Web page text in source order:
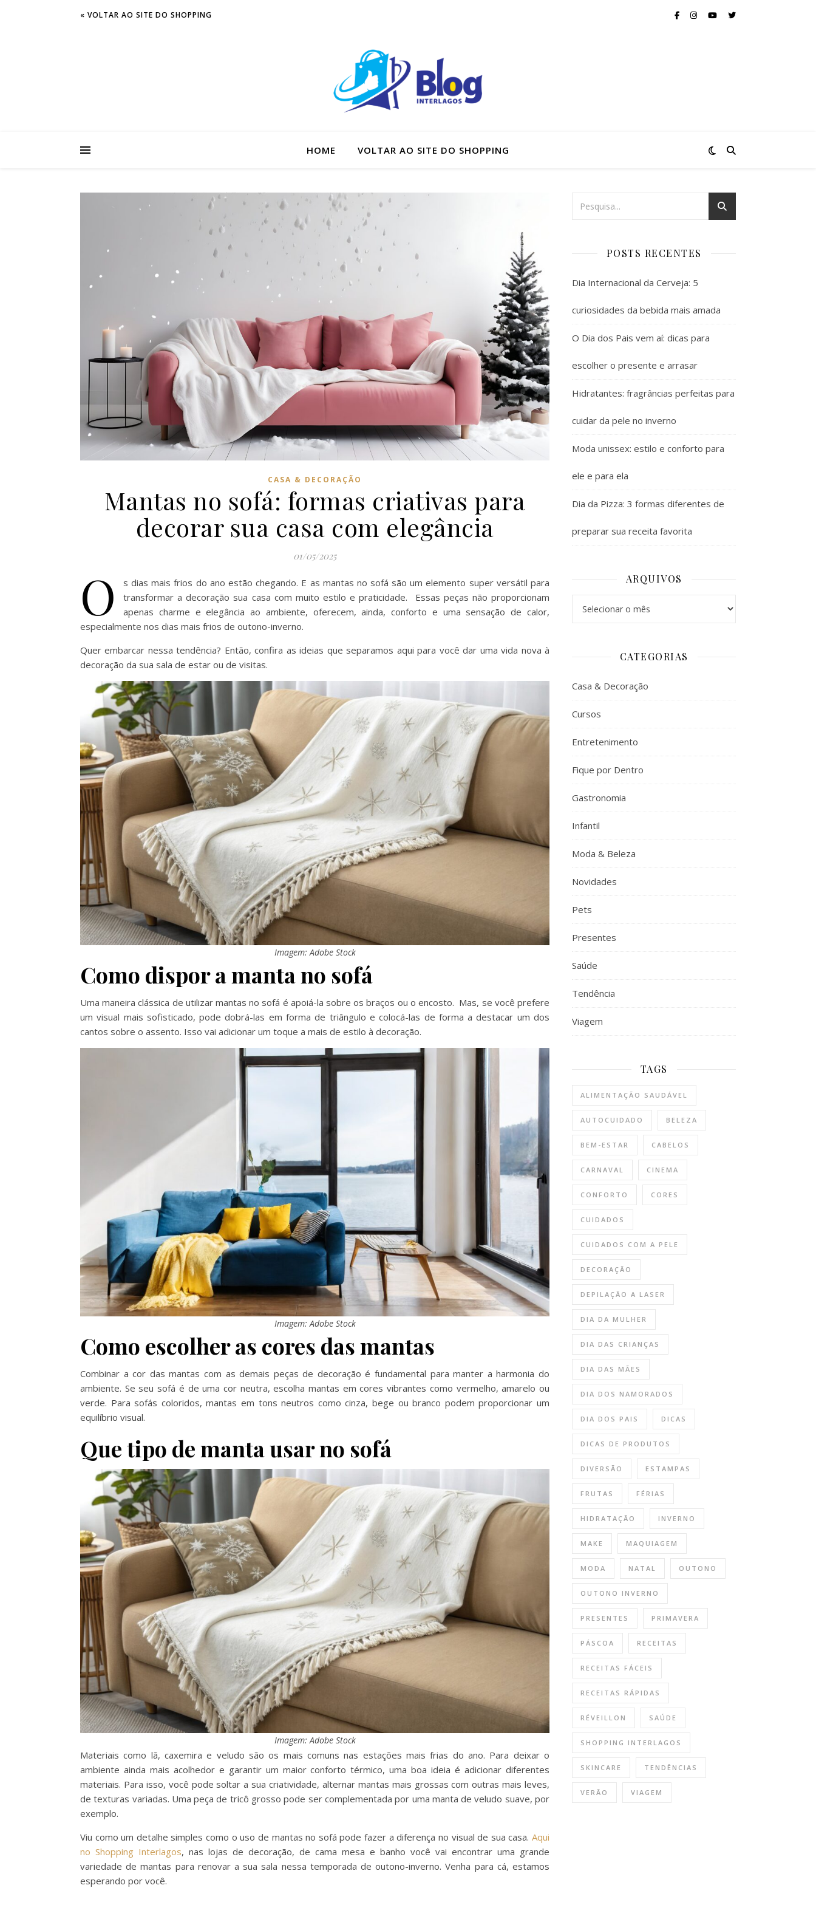
« VOLTAR AO SITE DO SHOPPING
HOME VOLTAR AO SITE DO SHOPPING
CASA & DECORAÇÃO
Mantas no sofá: formas criativas para
decorar sua casa com elegância
01/05/2025
O
s dias mais frios do ano estão chegando. E as mantas no sofá são um elemento super versátil para
transformar a decoração sua casa com muito estilo e praticidade. Essas peças não proporcionam
apenas charme e elegância ao ambiente, oferecem, ainda, conforto e uma sensação de calor,
especialmente nos dias mais frios de outono-inverno.
Quer embarcar nessa tendência? Então, confira as ideias que separamos aqui para você dar uma vida nova à
decoração da sua sala de estar ou de visitas.
Imagem: Adobe Stock
Como dispor a manta no sofá
Uma maneira clássica de utilizar mantas no sofá é apoiá-la sobre os braços ou o encosto. Mas, se você prefere
um visual mais sofisticado, pode dobrá-las em forma de triângulo e colocá-las de forma a destacar um dos
cantos sobre o assento. Isso vai adicionar um toque a mais de estilo à decoração.
Imagem: Adobe Stock
Como escolher as cores das mantas
Combinar a cor das mantas com as demais peças de decoração é fundamental para manter a harmonia do
ambiente. Se seu sofá é de uma cor neutra, escolha mantas em cores vibrantes como vermelho, amarelo ou
verde. Para sofás coloridos, mantas em tons neutros como cinza, bege ou branco podem proporcionar um
equilíbrio visual.
Que tipo de manta usar no sofá
Imagem: Adobe Stock
Materiais como lã, caxemira e veludo são os mais comuns nas estações mais frias do ano. Para deixar o
ambiente ainda mais acolhedor e garantir um maior conforto térmico, uma boa ideia é adicionar diferentes
materiais. Para isso, você pode soltar a sua criatividade, alternar mantas mais grossas com outras mais leves,
de texturas variadas. Uma peça de tricô grosso pode ser complementada por uma manta de veludo suave, por
exemplo.
Viu como um detalhe simples como o uso de mantas no sofá pode fazer a diferença no visual de sua casa. Aqui
no Shopping Interlagos, nas lojas de decoração, de cama mesa e banho você vai encontrar uma grande
variedade de mantas para renovar a sua sala nessa temporada de outono-inverno. Venha para cá, estamos
esperando por você.
POSTS RECENTES
Dia Internacional da Cerveja: 5
curiosidades da bebida mais amada
O Dia dos Pais vem aí: dicas para
escolher o presente e arrasar
Hidratantes: fragrâncias perfeitas para
cuidar da pele no inverno
Moda unissex: estilo e conforto para
ele e para ela
Dia da Pizza: 3 formas diferentes de
preparar sua receita favorita
ARQUIVOS
CATEGORIAS
Casa & Decoração
Cursos
Entretenimento
Fique por Dentro
Gastronomia
Infantil
Moda & Beleza
Novidades
Pets
Presentes
Saúde
Tendência
Viagem
TAGS
ALIMENTAÇÃO SAUDÁVEL
AUTOCUIDADO BELEZA
BEM-ESTAR CABELOS
CARNAVAL CINEMA
CONFORTO CORES
CUIDADOS
CUIDADOS COM A PELE
DECORAÇÃO
DEPILAÇÃO A LASER
DIA DA MULHER
DIA DAS CRIANÇAS
DIA DAS MÃES
DIA DOS NAMORADOS
DIA DOS PAIS DICAS
DICAS DE PRODUTOS
DIVERSÃO ESTAMPAS
FRUTAS FÉRIAS
HIDRATAÇÃO INVERNO
MAKE MAQUIAGEM
MODA NATAL OUTONO
OUTONO INVERNO
PRESENTES PRIMAVERA
PÁSCOA RECEITAS
RECEITAS FÁCEIS
RECEITAS RÁPIDAS
RÉVEILLON SAÚDE
SHOPPING INTERLAGOS
SKINCARE TENDÊNCIAS
VERÃO VIAGEM